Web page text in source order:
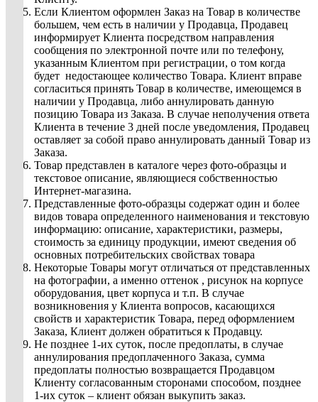
Если Клиентом оформлен Заказ на Товар в количестве
большем, чем есть в наличии у Продавца, Продавец
информирует Клиента посредством направления
сообщения по электронной почте или по телефону,
указанным Клиентом при регистрации, о том когда
будет недостающее количество Товара. Клиент вправе
согласиться принять Товар в количестве, имеющемся в
наличии у Продавца, либо аннулировать данную
позицию Товара из Заказа. В случае неполучения ответа
Клиента в течение 3 дней после уведомления, Продавец
оставляет за собой право аннулировать данный Товар из
Заказа.
Товар представлен в каталоге через фото-образцы и
текстовое описание, являющиеся собственностью
Интернет-магазина.
Представленные фото-образцы содержат один и более
видов товара определенного наименования и текстовую
информацию: описание, характеристики, размеры,
стоимость за единицу продукции, имеют сведения об
основных потребительских свойствах товара
Некоторые Товары могут отличаться от представленных
на фотографии, а именно оттенок , рисунок на корпусе
оборудования, цвет корпуса и т.п. В случае
возникновения у Клиента вопросов, касающихся
свойств и характеристик Товара, перед оформлением
Заказа, Клиент должен обратиться к Продавцу.
Не позднее 1-их суток, после предоплаты, в случае
аннулирования предоплаченного Заказа, сумма
предоплаты полностью возвращается Продавцом
Клиенту согласованным сторонами способом, позднее
1-их суток – клиент обязан выкупить заказ.